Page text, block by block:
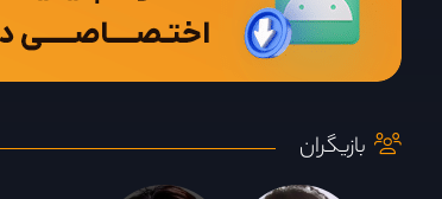
بازیگران